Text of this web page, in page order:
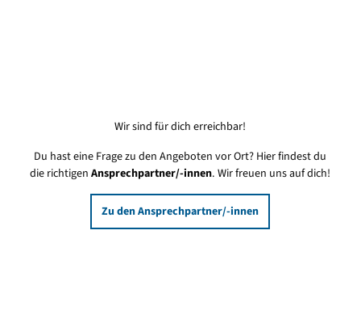
Wir sind für dich erreichbar!
Du hast eine Frage zu den Angeboten vor Ort? Hier findest du
die richtigenAnsprechpartner/-innen. Wir freuen uns auf dich!
Zu den Ansprechpartner/-innen